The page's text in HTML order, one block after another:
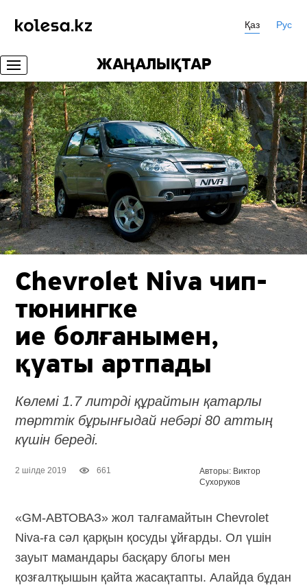
Қаз Рус
ЖАҢАЛЫҚТАР
Chevrolet Niva чип-
тюнингке
ие болғанымен,
қуаты артпады
Көлемі 1.7 литрді құрайтын қатарлы
төрттік бұрынғыдай небәрі 80 аттың
күшін береді.
2 шілде 2019 661
Авторы: Виктор
Сухоруков
«GM-АВТОВАЗ» жол талғамайтын Chevrolet
Niva-ға сәл қарқын қосуды ұйғарды. Ол үшін
зауыт мамандары басқару блогы мен
қозғалтқышын қайта жасақтапты. Алайда бұдан